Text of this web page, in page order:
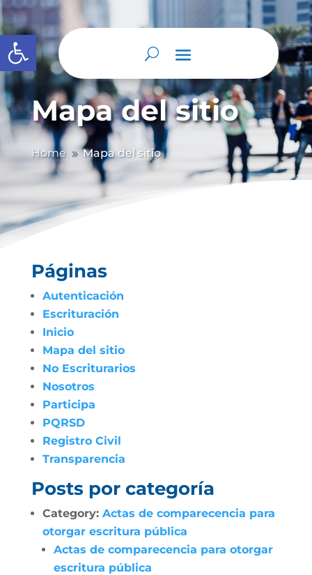
Abrir barra de herramientas
Mapa del sitio
Home 9 Mapa del sitio
Páginas
Autenticación
Escrituración
Inicio
Mapa del sitio
No Escriturarios
Nosotros
Participa
PQRSD
Registro Civil
Transparencia
Posts por categoría
Category: Actas de comparecencia para
otorgar escritura pública
Actas de comparecencia para otorgar
escritura pública